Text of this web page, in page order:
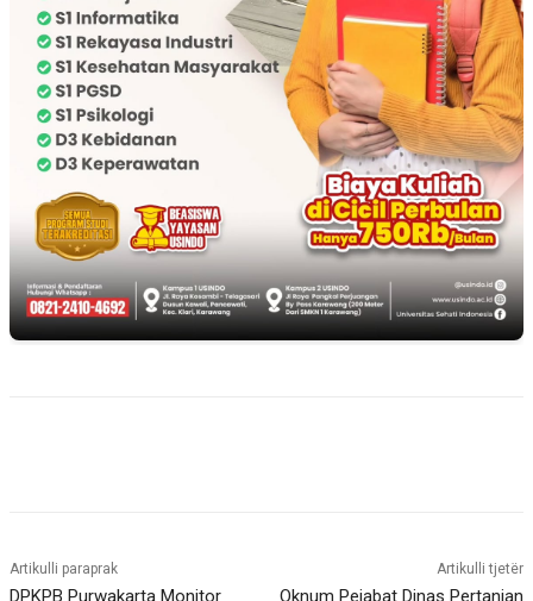
Artikulli paraprak
DPKPB Purwakarta Monitor
Artikulli tjetër
Oknum Pejabat Dinas Pertanian